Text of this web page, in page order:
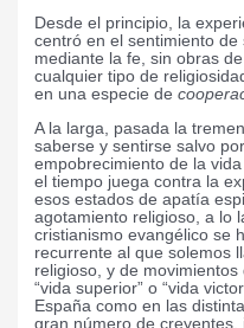
Desde el principio, la
centró en el sentimiento
mediante la fe, sin obras
cualquier tipo de
en una especie de
A la larga, pasada la
saberse y sentirse salvo
empobrecimiento de la
el tiempo juega contra la
esos estados de apatía
agotamiento religioso, a lo
cristianismo evangélico se
recurrente al que solemos
religioso, y de movimientos
“vida superior” o “vida
España como en las
gran número de